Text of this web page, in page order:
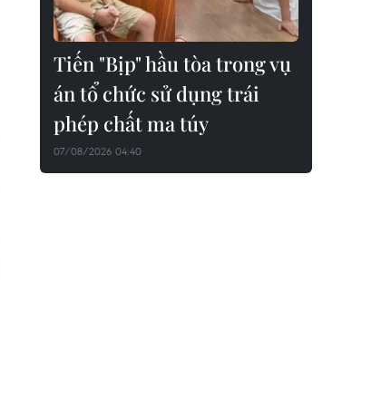
Tiến "Bịp" hầu tòa trong vụ
án tổ chức sử dụng trái
phép chất ma túy
07/08/2026 04:40